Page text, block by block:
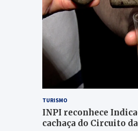
TURISMO
INPI reconhece
cachaça do Circuito